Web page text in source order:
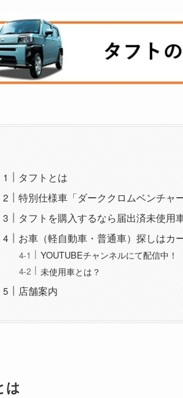
タフトとは
特別仕様車「ダーククロムベンチャ
タフトを購入するなら届出済未使用
お車（軽自動車・普通車）探しはカ
YOUTUBEチャンネルにて配信中！
未使用車とは？
店舗案内
は